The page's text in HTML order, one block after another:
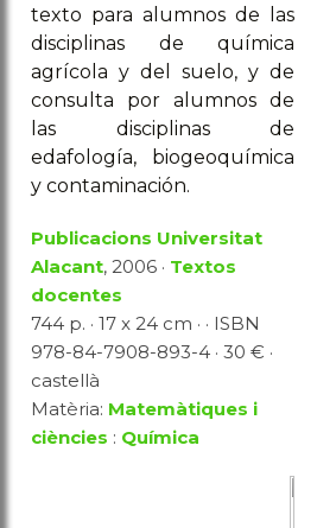
texto para alumnos de las
disciplinas de química
agrícola y del suelo, y de
consulta por alumnos de
las disciplinas de
edafología, biogeoquímica
y contaminación.
Publicacions Universitat
Alacant, 2006 · Textos
docentes
744 p. · 17 x 24 cm · · ISBN
978-84-7908-893-4 · 30 € ·
castellà
Matèria: Matemàtiques i
ciències : Química